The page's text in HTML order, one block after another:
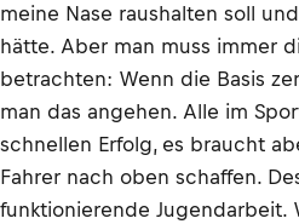
meine Nase raushalten soll
hätte. Aber man muss immer
betrachten: Wenn die Basis
man das angehen. Alle im
schnellen Erfolg, es braucht
Fahrer nach oben schaffen.
funktionierende Jugendarbeit.